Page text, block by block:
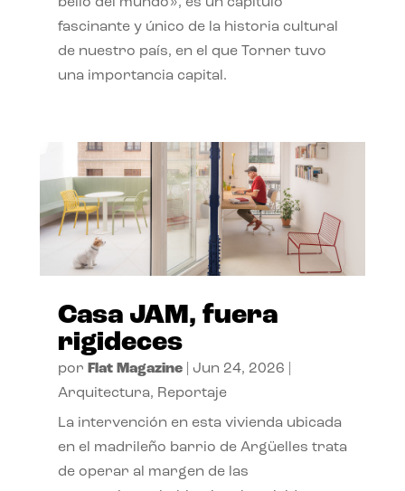
fascinante y único de la historia cultural
de nuestro país, en el que Torner tuvo
una importancia capital.
Casa JAM, fuera
rigideces
por Flat Magazine| Jun 24, 2026
Arquitectura, Reportaje
La intervención en esta vivienda ubicada
en el madrileño barrio de Argüelles trata
de operar al margen de las